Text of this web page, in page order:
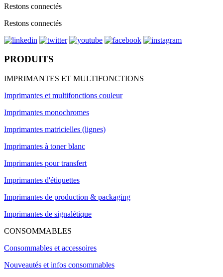
Restons connectés
Restons connectés
PRODUITS
IMPRIMANTES ET MULTIFONCTIONS
Imprimantes et multifonctions couleur
Imprimantes monochromes
Imprimantes matricielles (lignes)
Imprimantes à toner blanc
Imprimantes pour transfert
Imprimantes d'étiquettes
Imprimantes de production & packaging
Imprimantes de signalétique
CONSOMMABLES
Consommables et accessoires
Nouveautés et infos consommables